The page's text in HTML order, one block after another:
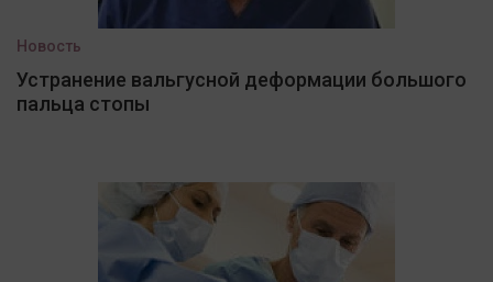
Новость
Устранение вальгусной деформации большого
пальца стопы